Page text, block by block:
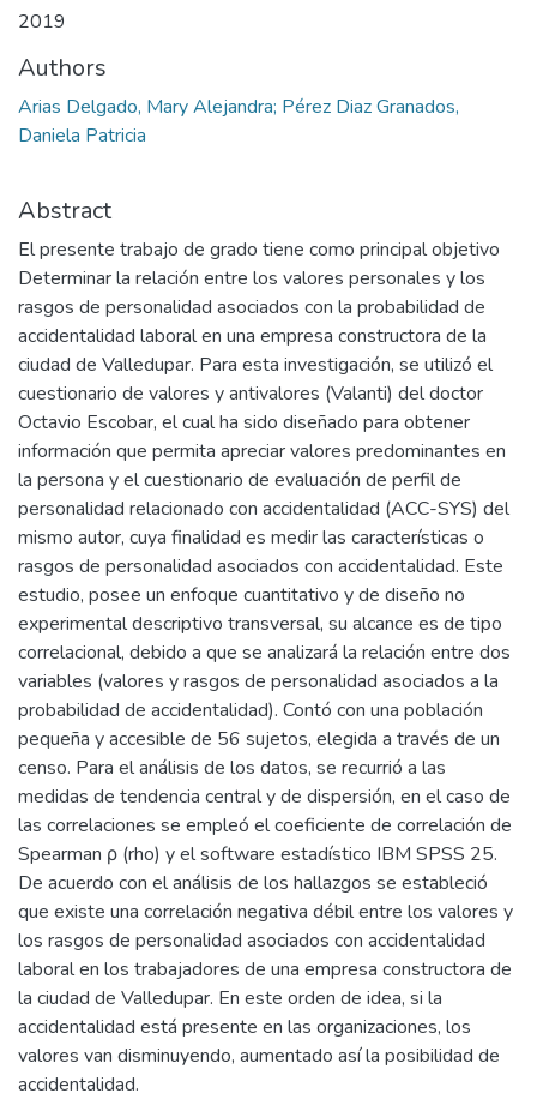
2019
Authors
Arias Delgado, Mary Alejandra; Pérez Diaz Granados,
Daniela Patricia
Abstract
El presente trabajo de grado tiene como principal objetivo
Determinar la relación entre los valores personales y los
rasgos de personalidad asociados con la probabilidad de
accidentalidad laboral en una empresa constructora de la
ciudad de Valledupar. Para esta investigación, se utilizó el
cuestionario de valores y antivalores (Valanti) del doctor
Octavio Escobar, el cual ha sido diseñado para obtener
información que permita apreciar valores predominantes en
la persona y el cuestionario de evaluación de perfil de
personalidad relacionado con accidentalidad (ACC-SYS) del
mismo autor, cuya finalidad es medir las características o
rasgos de personalidad asociados con accidentalidad. Este
estudio, posee un enfoque cuantitativo y de diseño no
experimental descriptivo transversal, su alcance es de tipo
correlacional, debido a que se analizará la relación entre dos
variables (valores y rasgos de personalidad asociados a la
probabilidad de accidentalidad). Contó con una población
pequeña y accesible de 56 sujetos, elegida a través de un
censo. Para el análisis de los datos, se recurrió a las
medidas de tendencia central y de dispersión, en el caso de
las correlaciones se empleó el coeficiente de correlación de
Spearman ρ (rho) y el software estadístico IBM SPSS 25.
De acuerdo con el análisis de los hallazgos se estableció
que existe una correlación negativa débil entre los valores y
los rasgos de personalidad asociados con accidentalidad
laboral en los trabajadores de una empresa constructora de
la ciudad de Valledupar. En este orden de idea, si la
accidentalidad está presente en las organizaciones, los
valores van disminuyendo, aumentado así la posibilidad de
accidentalidad.